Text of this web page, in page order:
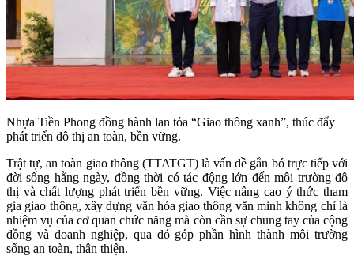
Nhựa Tiền Phong đồng hành lan tỏa “Giao thông xanh”, thúc đẩy
phát triển đô thị an toàn, bền vững.
Trật tự, an toàn giao thông (TTATGT) là vấn đề gắn bó trực tiếp với
đời sống hằng ngày, đồng thời có tác động lớn đến môi trường đô
thị và chất lượng phát triển bền vững. Việc nâng cao ý thức tham
gia giao thông, xây dựng văn hóa giao thông văn minh không chỉ là
nhiệm vụ của cơ quan chức năng mà còn cần sự chung tay của cộng
đồng và doanh nghiệp, qua đó góp phần hình thành môi trường
sống an toàn, thân thiện.